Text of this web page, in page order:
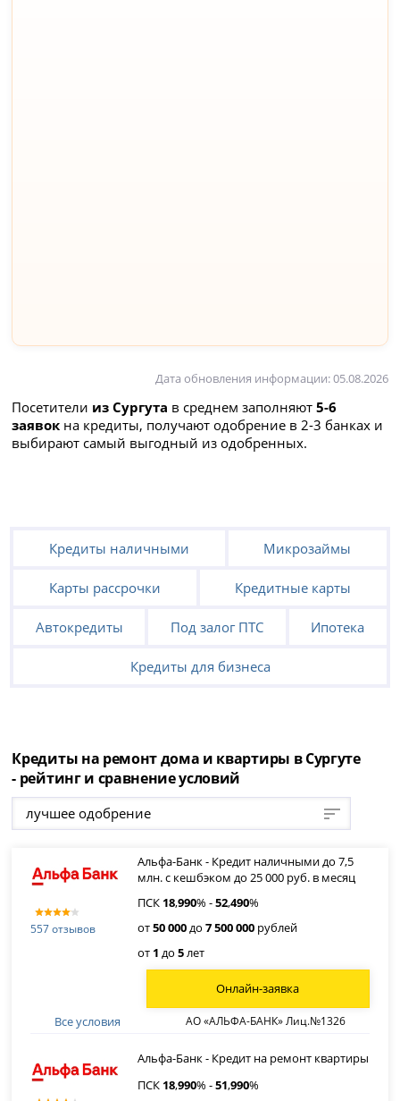
Дата обновления информации: 05.08.2026
Посетители из Сургута в среднем заполняют5-6
заявок на кредиты, получают одобрение в 2-3 банках и
выбирают самый выгодный из одобренных.
Кредиты наличными Микрозаймы
Карты рассрочки Кредитные карты
Автокредиты Под залог ПТС Ипотека
Кредиты для бизнеса
Кредиты на ремонт дома и квартиры в Сургуте
- рейтинг и сравнение условий
лучшее одобрение
557 отзывов
Альфа-Банк - Кредит наличными до 7,5
млн. с кешбэком до 25 000 руб. в месяц
ПСК 18,990% -52,490%
от50 000до7 500 000 рублей
от 1 до5лет
Все условия АО «АЛЬФА-БАНК» Лиц.№1326
Онлайн-заявка
Альфа-Банк - Кредит на ремонт квартиры
ПСК 18,990% -51,990%